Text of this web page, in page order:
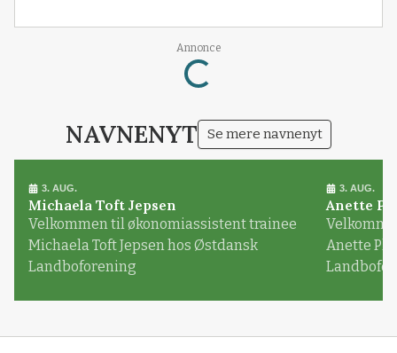
Annonce
Loading...
NAVNENYT Se mere navnenyt
3. AUG.
Michaela Toft Jepsen
Velkommen til økonomiassistent trainee
Michaela Toft Jepsen hos Østdansk
Landboforening
3. AUG.
Anette
Anette